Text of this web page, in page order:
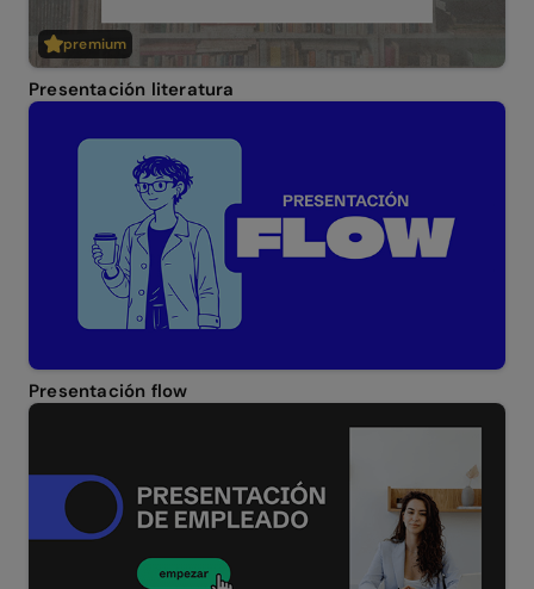
premium
Presentación literatura
Presentación flow